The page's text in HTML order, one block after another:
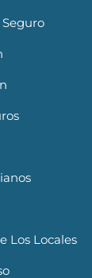
Los Locales